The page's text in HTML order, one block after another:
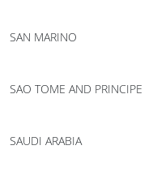
SAN MARINO
SAO TOME AND
SAUDI ARABIA